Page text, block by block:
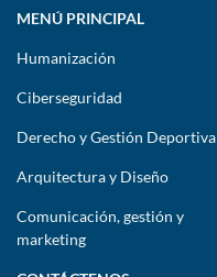
MENÚ PRINCIPAL
Humanización
Ciberseguridad
Derecho y Gestión Deportiva
Arquitectura y Diseño
Comunicación, gestión y
marketing